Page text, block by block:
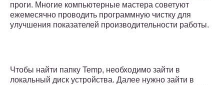
проги. Многие компьютерные мастера советуют
ежемесячно проводить программную чистку для
улучшения показателей производительности работы.
Чтобы найти папку Temp, необходимо зайти в
локальный диск устройства. Далее нужно зайти в